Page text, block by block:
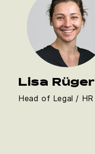
Lisa Rüger
Head of Legal / HR